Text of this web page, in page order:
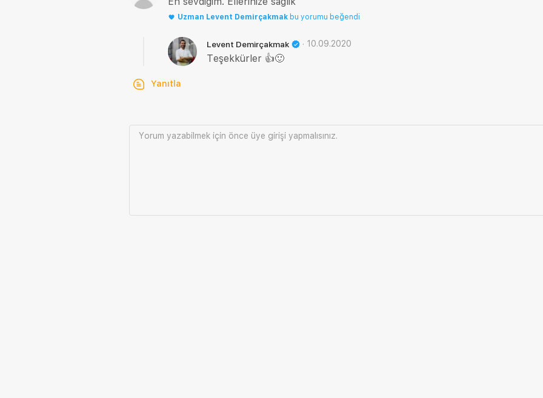
Uzman Levent Demirçakmak bu yorumu beğendi
Levent Demirçakmak · 10.09.2020
Teşekkürler 👍🙂
Yanıtla
Yorum yazabilmek için önce üye girişi yapmalısınız.